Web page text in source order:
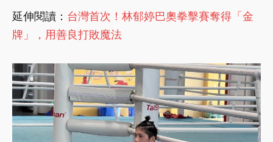
延伸閱讀： 台灣首次！林郁婷巴奧拳擊賽奪得「金
牌」，用善良打敗魔法